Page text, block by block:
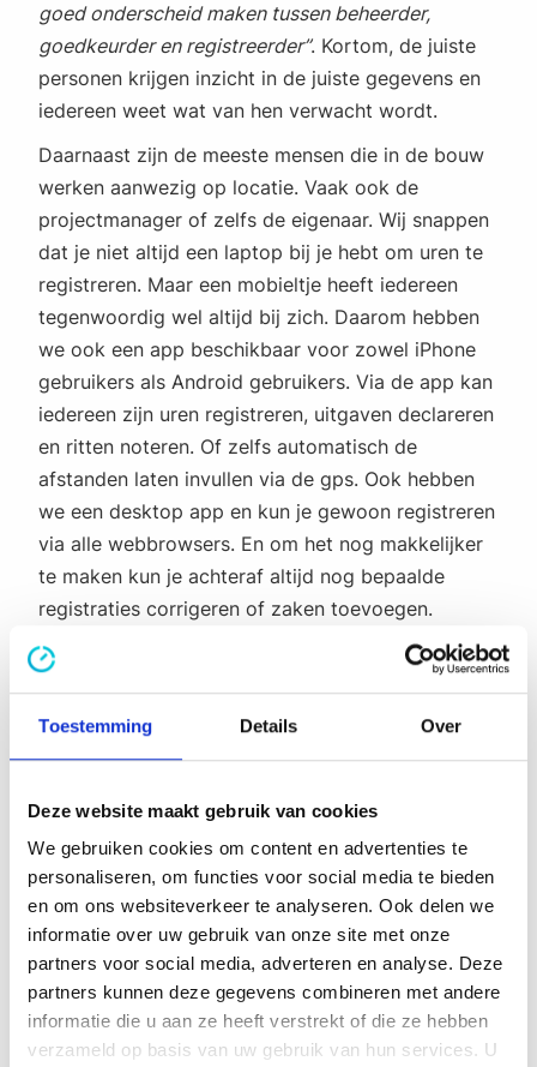
Toestemming Details Over
Deze website maakt gebruik van cookies
We gebruiken cookies om content en advertenties te
personaliseren, om functies voor social media te bieden
en om ons websiteverkeer te analyseren. Ook delen we
informatie over uw gebruik van onze site met onze
partners voor social media, adverteren en analyse. Deze
partners kunnen deze gegevens combineren met andere
informatie die u aan ze heeft verstrekt of die ze hebben
verzameld op basis van uw gebruik van hun services. U
goed onderscheid maken tussen beheerder,
goedkeurder en registreerder”. Kortom, de juiste
personen krijgen inzicht in de juiste gegevens en
iedereen weet wat van hen verwacht wordt.
Daarnaast zijn de meeste mensen die in de bouw
werken aanwezig op locatie. Vaak ook de
projectmanager of zelfs de eigenaar. Wij snappen
dat je niet altijd een laptop bij je hebt om uren te
registreren. Maar een mobieltje heeft iedereen
tegenwoordig wel altijd bij zich. Daarom hebben
we ook een app beschikbaar voor zowel iPhone
gebruikers als Android gebruikers. Via de app kan
iedereen zijn uren registreren, uitgaven declareren
en ritten noteren. Of zelfs automatisch de
afstanden laten invullen via de gps. Ook hebben
we een desktop app en kun je gewoon registreren
via alle webbrowsers. En om het nog makkelijker
te maken kun je achteraf altijd nog bepaalde
registraties corrigeren of zaken toevoegen.
Handig als je een keer wat vergeten bent of in de
haast hebt ingevuld.
5. Exportfuncties
Voor de projectcontrollers bij BAM Infra was het
een doorslaggevende functionaliteit: de
exportfunctie naar Excel. Zij draaien veel analyses
en rapportages in Excel en wij kunnen ons
voorstellen dat bijvoorbeeld jouw accountant ook
de voorkeur geeft aan een CSV of Excel-bestand
van bepaalde gegevens. In onze tool creëer je
daarom heel eenvoudig verschillende overzichten